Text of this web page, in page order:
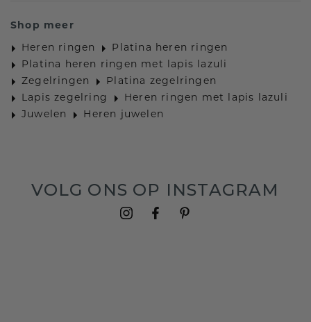
Shop meer
Heren ringen
Platina heren ringen
Platina heren ringen met lapis lazuli
Zegelringen
Platina zegelringen
Lapis zegelring
Heren ringen met lapis lazuli
Juwelen
Heren juwelen
VOLG ONS OP INSTAGRAM